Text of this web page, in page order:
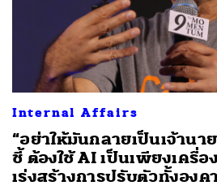
Internal Affairs
“อย่าให้มันกลายเป็นเจ้านา
ชี้ ต้องใช้ AI เป็นเพียงเครื่
เร่งสร้างการปรับตัวทั้งอง